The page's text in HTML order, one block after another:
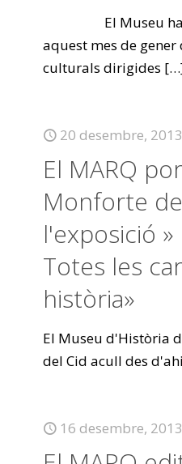
El Museu ha
aquest mes de
culturals dirigides
20 desembre, 2013
El MARQ
Monforte
l'exposició
Totes les
història»
El Museu d'Història
del Cid acull des
16 desembre, 2013